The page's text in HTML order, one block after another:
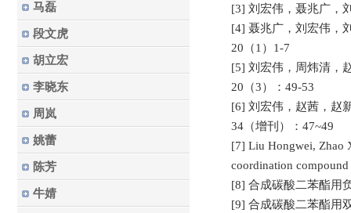
马磊
段文虎
胡立宏
李晓东
周岚
姚蕾
陈芳
牛婧
[3] 刘宏伟，聂兆广，
[4] 聂兆广，刘宏伟，
20（1）1-7
[5] 刘宏伟，周炜清，
20（3）：49-53
[6] 刘宏伟，赵茜，赵
34（增刊）：47~49
[7] Liu Hongwei, Zhao
coordination
[8] 合成碳酸二苯酯用
[9] 合成碳酸二苯酯用